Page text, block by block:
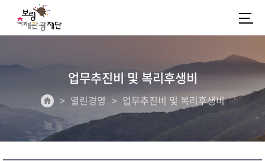
업무추진비 및 복리후생비
열린경영 업무추진비 및 복리후생비